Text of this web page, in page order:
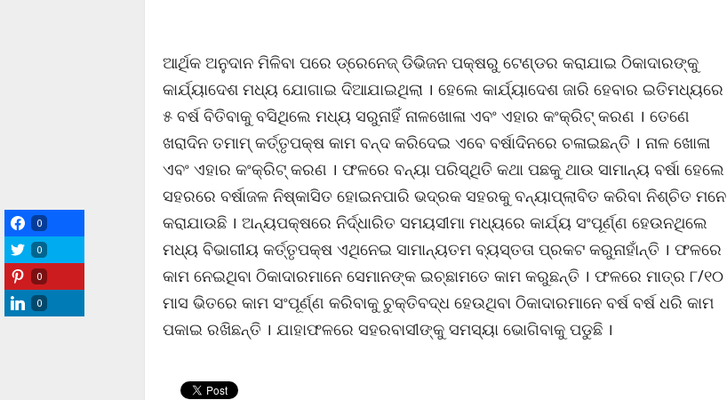
ଆର୍ଥିକ ଅନୁଦାନ ମିଳିବା ପରେ ଡ୍ରେନେଜ୍ ଡିଭିଜନ ପକ୍ଷରୁ ଟେଣ୍ଡର କରାଯାଇ ଠିକାଦାରଙ୍କୁ
କାର୍ଯ୍ୟାଦେଶ ମଧ୍ୟ ଯୋଗାଇ ଦିଆଯାଇଥିଲା । ହେଲେ କାର୍ଯ୍ୟାଦେଶ ଜାରି ହେବାର ଇତିମଧ୍ୟରେ
୫ ବର୍ଷ ବିତିବାକୁ ବସିଥିଲେ ମଧ୍ୟ ସରୁନାହିଁ ନାଳଖୋଳା ଏବଂ ଏହାର କଂକ୍ରିଟ୍ କରଣ । ତେଣେ
ଖରାଦିନ ତମାମ୍ କର୍ତ୍ତୃପକ୍ଷ କାମ ବନ୍ଦ କରିଦେଇ ଏବେ ବର୍ଷାଦିନରେ ଚଳାଇଛନ୍ତି । ନାଳ ଖୋଳା
ଏବଂ ଏହାର କଂକ୍ରିଟ୍ କରଣ । ଫଳରେ ବନ୍ୟା ପରିସ୍ଥିତି କଥା ପଛକୁ ଥାଉ ସାମାନ୍ୟ ବର୍ଷା ହେଲେ
ସହରରେ ବର୍ଷାଜଳ ନିଷ୍କାସିତ ହୋଇନପାରି ଭଦ୍ରକ ସହରକୁ ବନ୍ୟାପ୍ଲାବିତ କରିବା ନିଶ୍ଚିତ ମନେ
କରାଯାଉଛି । ଅନ୍ୟପକ୍ଷରେ ନିର୍ଦ୍ଧାରିତ ସମୟସୀମା ମଧ୍ୟରେ କାର୍ଯ୍ୟ ସଂପୂର୍ଣ୍ଣ ହେଉନଥିଲେ
ମଧ୍ୟ ବିଭାଗୀୟ କର୍ତ୍ତୃପକ୍ଷ ଏଥିନେଇ ସାମାନ୍ୟତମ ବ୍ୟସ୍ତତା ପ୍ରକଟ କରୁନାହାଁନ୍ତି । ଫଳରେ
କାମ ନେଇଥିବା ଠିକାଦାରମାନେ ସେମାନଙ୍କ ଇଚ୍ଛାମତେ କାମ କରୁଛନ୍ତି । ଫଳରେ ମାତ୍ର ୮/୧୦
ମାସ ଭିତରେ କାମ ସଂପୂର୍ଣ୍ଣ କରିବାକୁ ଚୁକ୍ତିବଦ୍ଧ ହେଉଥିବା ଠିକାଦାରମାନେ ବର୍ଷ ବର୍ଷ ଧରି କାମ
ପକାଇ ରଖିଛନ୍ତି । ଯାହାଫଳରେ ସହରବାସୀଙ୍କୁ ସମସ୍ୟା ଭୋଗିବାକୁ ପଡୁଛି ।
0
0
0
0